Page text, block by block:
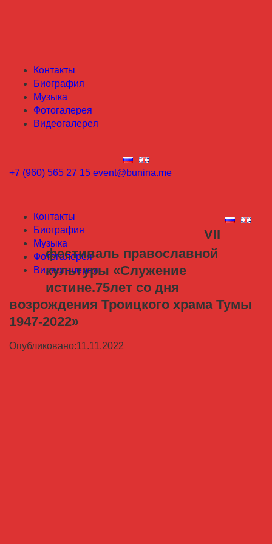
Контакты
Биография
Музыка
Фотогалерея
Видеогалерея
+7 (960) 565 27 15 event@bunina.me
Контакты
Биография
Музыка
Фотогалерея
Видеогалерея
VII
фестиваль православной
культуры «Служение
истине.75лет со дня
возрождения Троицкого храма Тумы
1947-2022»
Опубликовано:11.11.2022